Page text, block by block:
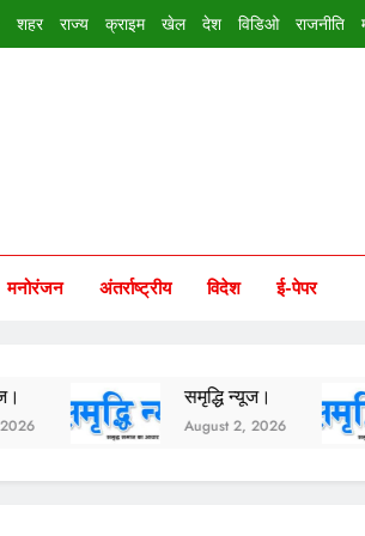
शहर राज्य क्राइम खेल देश विडिओ राजनीति
मनोरंजन अंतर्राष्ट्रीय विदेश ई-पेपर
समृद्धि न्यूज।
August 2, 2026